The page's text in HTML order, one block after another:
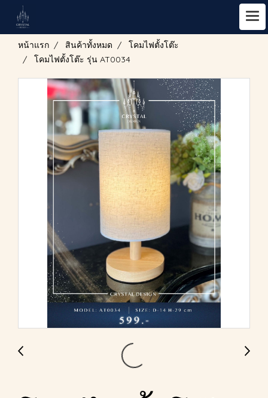
หน้าแรก สินค้าทั้งหมด
โคมไฟตั้งโต๊ะ
โคมไฟตั้งโต๊ะ รุ่น AT0034